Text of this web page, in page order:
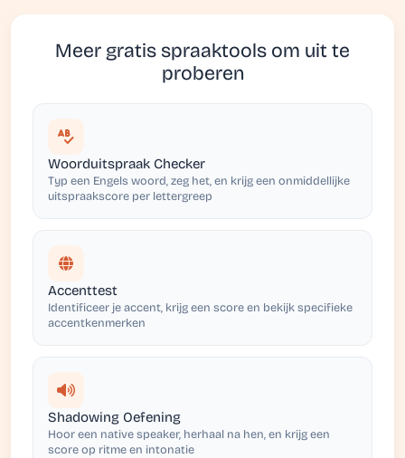
Meer gratis spraaktools om uit te
proberen
Woorduitspraak Checker
Typ een Engels woord, zeg het, en krijg een onmiddellijke
uitspraakscore per lettergreep
Accenttest
Identificeer je accent, krijg een score en bekijk specifieke
accentkenmerken
Shadowing Oefening
Hoor een native speaker, herhaal na hen, en krijg een
score op ritme en intonatie